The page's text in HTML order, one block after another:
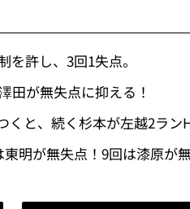
許し、3回1失点。
田が無失点に抑える！
と、続く杉本が左越2ラン
明が無失点！9回は漆原が